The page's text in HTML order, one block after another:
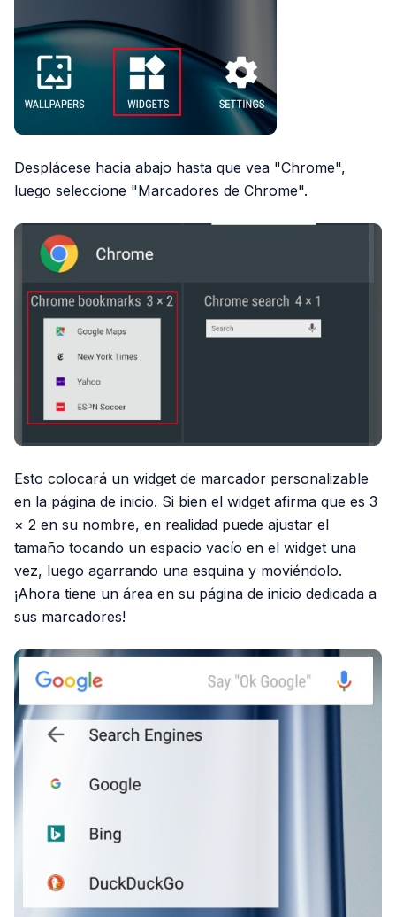
Desplácese hacia abajo hasta que vea "Chrome",
luego seleccione "Marcadores de Chrome".
Esto colocará un widget de marcador personalizable
en la página de inicio. Si bien el widget afirma que es 3
× 2 en su nombre, en realidad puede ajustar el
tamaño tocando un espacio vacío en el widget una
vez, luego agarrando una esquina y moviéndolo.
¡Ahora tiene un área en su página de inicio dedicada a
sus marcadores!